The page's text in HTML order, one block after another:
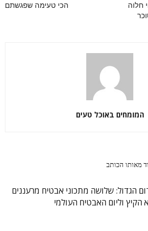
חלוה
הכי טעימה שפגשתם
המומחים באוכל טעים
מאותו הכותב
הגדול: שלושה מתכוני אבטיח מרעננים
הקיץ וליום האבטיח העולמי